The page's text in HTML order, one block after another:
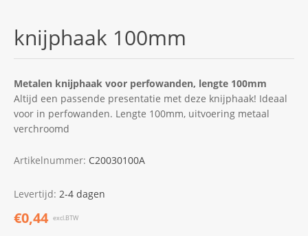
knijphaak 100mm
Metalen knijphaak voor perfowanden, lengte 100mm
Altijd een passende presentatie met deze knijphaak! Ideaal
voor in perfowanden. Lengte 100mm, uitvoering metaal
verchroomd
Artikelnummer: C20030100A
Levertijd: 2-4 dagen
€0,44 excl.BTW